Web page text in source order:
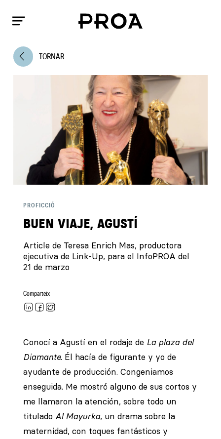
arrow_back_ios TORNAR
PROFICCIÓ
BUEN VIAJE, AGUSTÍ
Article de Teresa Enrich Mas, productora
ejecutiva de Link-Up, para el InfoPROA del
21 de marzo
Comparteix
Conocí a Agustí en el rodaje de La plaza del
Diamante. Él hacía de figurante y yo de
ayudante de producción. Congeniamos
enseguida. Me mostró alguno de sus cortos y
me llamaron la atención, sobre todo un
titulado Al Mayurka, un drama sobre la
maternidad, con toques fantásticos y